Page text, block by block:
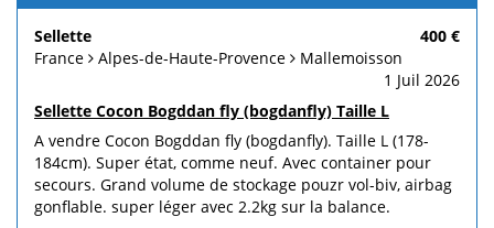
Sellette
400 €
France
Alpes-de-Haute-Provence
Mallemoisson
1 Juil 2026
Sellette Cocon Bogddan fly (bogdanfly) Taille L
A vendre Cocon Bogddan fly (bogdanfly). Taille L (178-
184cm). Super état, comme neuf. Avec container pour
secours. Grand volume de stockage pouzr vol-biv, airbag
gonflable. super léger avec 2.2kg sur la balance.